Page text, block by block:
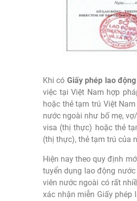
Khi có Giấy phép lao động
việc tại Việt Nam hợp
hoặc thẻ tạm trú Việt
nước ngoài như bố mẹ,
visa (thị thực) hoặc thẻ
(thị thực), thẻ tạm trú của
Hiện nay theo quy định
tuyển dụng lao động
viên nước ngoài có rất
xác nhận miễn Giấy phép